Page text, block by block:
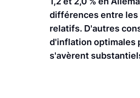
différences entre les
relatifs. D'autres
d'inflation optimales
s'avèrent